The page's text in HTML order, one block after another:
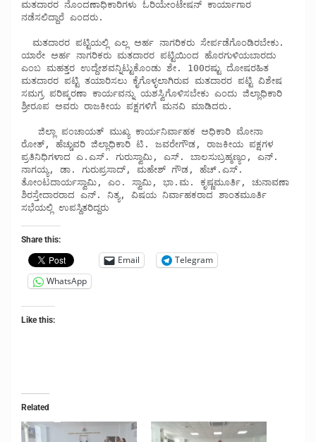
ಮತದಾರರ ನೊಂದಣಾಧಿಕಾರಿಗಳು ಓರಿಯೇಂಟೇಷನ್ ಕಾರ್ಯಾಗಾರ
ನಡೆಸಲಿದ್ದಾರೆ ಎಂದರು.
ಯಾರೇ ಅರ್ಹ ನಾಗರಿಕರು ಮತದಾರರ ಪಟ್ಟಿಯಿಂದ ಹೊರಗುಳಿಯಬಾರದು
ಎಂಬ ಮಹತ್ತರ ಉದ್ದೇಶವನ್ನಿಟ್ಟುಕೊಂಡು ಶೇ. 100ರಷ್ಟು ದೋಷರಹಿತ
ಮತದಾರರ ಪಟ್ಟಿ ತಯಾರಿಸಲು ಕೈಗೊಳ್ಳಲಾಗಿರುವ ಮತದಾರರ ಪಟ್ಟಿ ವಿಶೇಷ
ಸಮಗ್ರ ಪರಿಷ್ಕರಣಾ ಕಾರ್ಯವನ್ನು ಯಶಸ್ವಿಗೊಳಿಸಬೇಕು ಎಂದು ಜಿಲ್ಲಾಧಿಕಾರಿ
ಶ್ರೀರೂಪ ಅವರು ರಾಜಕೀಯ ಪಕ್ಷಗಳಿಗೆ ಮನವಿ ಮಾಡಿದರು.
ರೋತ್, ಹೆಚ್ಚುವರಿ ಜಿಲ್ಲಾಧಿಕಾರಿ ಟಿ. ಜವರೇಗೌಡ, ರಾಜಕೀಯ ಪಕ್ಷಗಳ
ಪ್ರತಿನಿಧಿಗಳಾದ ಎ.ಎಸ್. ಗುರುಸ್ವಾಮಿ, ಎಸ್. ಬಾಲಸುಬ್ರಹ್ಮಣ್ಯಂ, ಎನ್.
ನಾಗಯ್ಯ, ಡಾ. ಗುರುಪ್ರಸಾದ್, ಮಹೇಶ್ ಗೌಡ, ಹೆಚ್.ಎಸ್.
ತೋಂಟದಾರ್ಯಸ್ವಾಮಿ, ಎಂ. ಸ್ವಾಮಿ, ಭಾ.ಮ. ಕೃಷ್ಣಮೂರ್ತಿ, ಚುನಾವಣಾ
ಶಿರಸ್ತೇದಾರರಾದ ಎನ್. ನಿತ್ಯ, ವಿಷಯ ನಿರ್ವಾಹಕರಾದ ಶಾಂತಮೂರ್ತಿ
ಸಭೆಯಲ್ಲಿ ಉಪಸ್ಥಿತರಿದ್ದರು
Share this:
Email
Telegram
WhatsApp
Like this:
Related